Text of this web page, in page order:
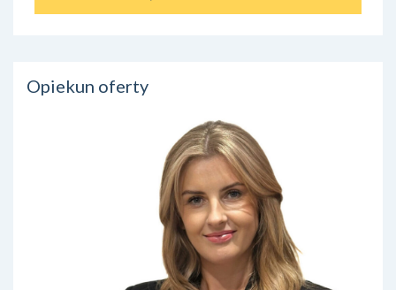
Opiekun oferty